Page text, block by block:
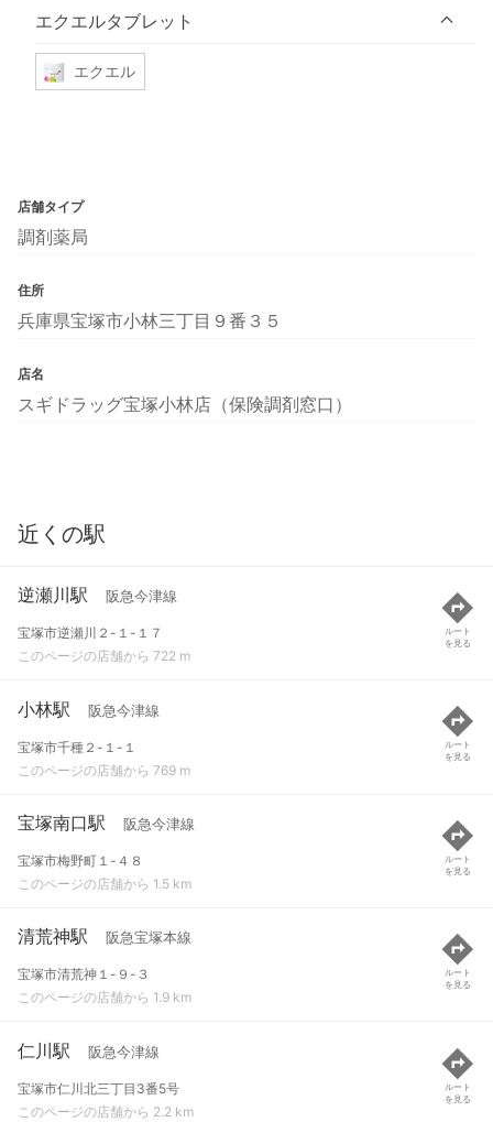
エクエルタブレット
エクエル
店舗タイプ
調剤薬局
住所
兵庫県宝塚市小林三丁目９番３５
店名
スギドラッグ宝塚小林店（保険調剤窓口）
近くの駅
逆瀬川駅 阪急今津線
宝塚市逆瀬川２-１-１７
このページの店舗から 722 m
ルート
を見る
小林駅 阪急今津線
宝塚市千種２-１-１
このページの店舗から 769 m
ルート
を見る
宝塚南口駅 阪急今津線
宝塚市梅野町１-４８
このページの店舗から 1.5 km
ルート
を見る
清荒神駅 阪急宝塚本線
宝塚市清荒神１-９-３
このページの店舗から 1.9 km
ルート
を見る
仁川駅 阪急今津線
宝塚市仁川北三丁目3番5号
このページの店舗から 2.2 km
ルート
を見る